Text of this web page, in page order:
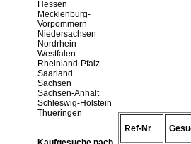
Hessen
Mecklenburg-
Vorpommern
Niedersachsen
Nordrhein-
Westfalen
Rheinland-Pfalz
Saarland
Sachsen
Sachsen-Anhalt
Schleswig-Holstein
Thueringen
Ref-Nr